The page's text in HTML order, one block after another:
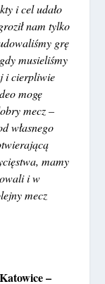
i cel udało
nam tylko
grę
musieliśmy
i cierpliwie
mogę
mecz –
własnego
mamy
i w
mecz
–